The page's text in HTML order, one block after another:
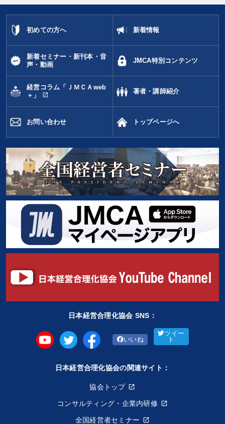
初めての方へ 新着情報
新着セミナー・新刊本・音
声・動画
JMCA特別コンテンツ
経営コラム「ＪＭＣＡweb
＋」
open_in_new
著者・講師紹介
お問い合わせ トップページへ
日本経営合理化協会 SNS：
いいね
ツイー
ト
日本経営合理化協会の関連サイト：
協会トップ
コンサルティング・企業内研修
全国経営者セミナー